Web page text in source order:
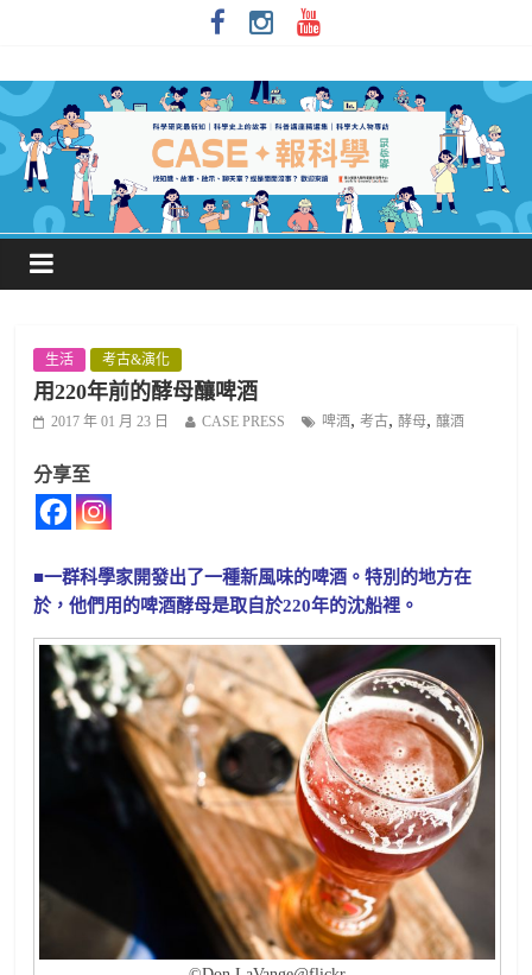
生活 考古&演化
用220年前的酵母釀啤酒
2017 年 01 月 23 日 CASE PRESS 啤酒,考古,酵母,釀酒
分享至
■一群科學家開發出了一種新風味的啤酒。特別的地方在
於，他們用的啤酒酵母是取自於220年的沈船裡。